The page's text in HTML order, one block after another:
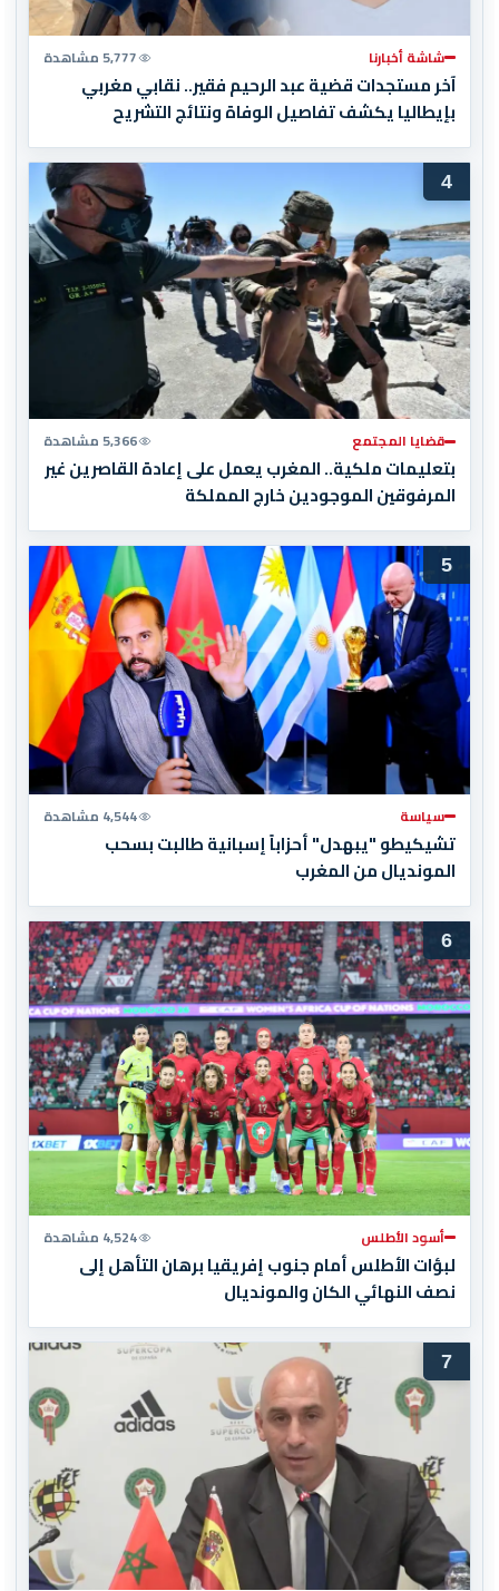
شاشة أخبارنا 5,777 مشاهدة
آخر مستجدات قضية عبد الرحيم فقير.. نقابي مغربي
بإيطاليا يكشف تفاصيل الوفاة ونتائج التشريح
4
قضايا المجتمع 5,366 مشاهدة
بتعليمات ملكية.. المغرب يعمل على إعادة القاصرين غير
المرفوقين الموجودين خارج المملكة
5
سياسة 4,544 مشاهدة
تشيكيطو "يبهدل" أحزاباً إسبانية طالبت بسحب
المونديال من المغرب
6
أسود الأطلس 4,524 مشاهدة
لبؤات الأطلس أمام جنوب إفريقيا برهان التأهل إلى
نصف النهائي الكان والمونديال
7